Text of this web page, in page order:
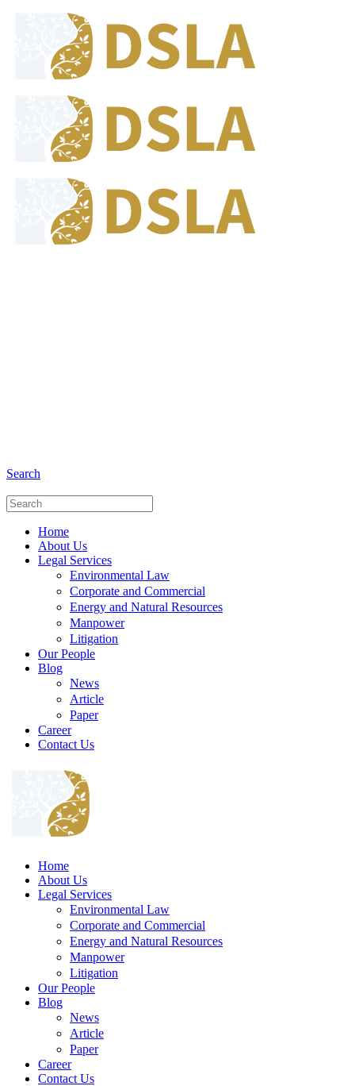
Search
Home
About Us
Legal Services
Environmental Law
Corporate and Commercial
Energy and Natural Resources
Manpower
Litigation
Our People
Blog
News
Article
Paper
Career
Contact Us
Home
About Us
Legal Services
Environmental Law
Corporate and Commercial
Energy and Natural Resources
Manpower
Litigation
Our People
Blog
News
Article
Paper
Career
Contact Us